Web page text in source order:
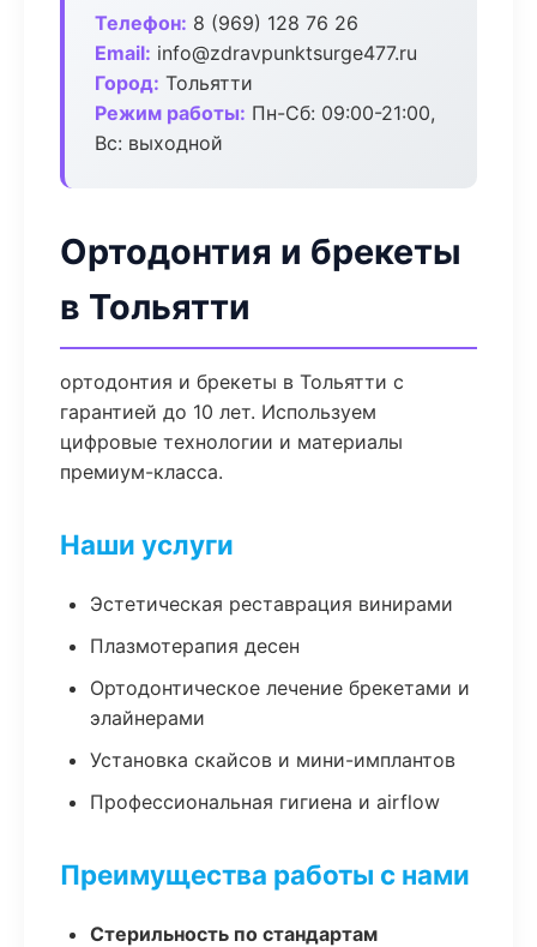
Телефон: 8 (969) 128 76 26
Email: info@zdravpunktsurge477.ru
Город: Тольятти
Режим работы: Пн-Сб: 09:00-21:00,
Вс: выходной
Ортодонтия и брекеты
в Тольятти
ортодонтия и брекеты в Тольятти с
гарантией до 10 лет. Используем
цифровые технологии и материалы
премиум-класса.
Наши услуги
Эстетическая реставрация винирами
Плазмотерапия десен
Ортодонтическое лечение брекетами и
элайнерами
Установка скайсов и мини-имплантов
Профессиональная гигиена и airflow
Преимущества работы с нами
Стерильность по стандартам